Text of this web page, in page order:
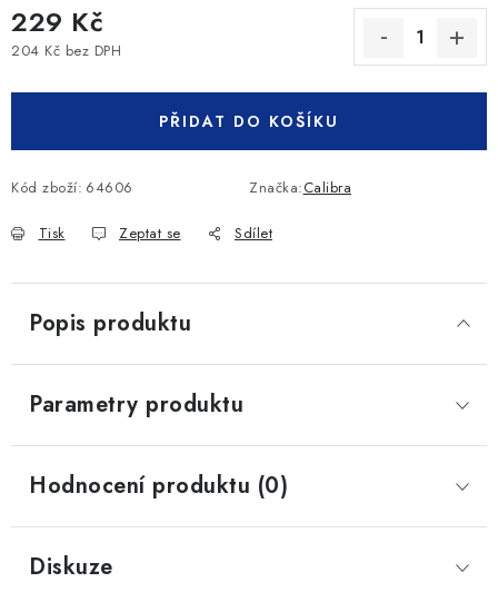
229 Kč
204 Kč bez DPH
PŘIDAT DO KOŠÍKU
Kód zboží: 64606 Značka:Calibra
Tisk Zeptat se Sdílet
Popis produktu
Parametry produktu
Hodnocení produktu (0)
Diskuze